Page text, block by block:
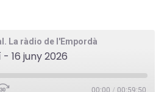
La ràdio de l'Empordà
16 juny 2026
00:00 / 00:59:50